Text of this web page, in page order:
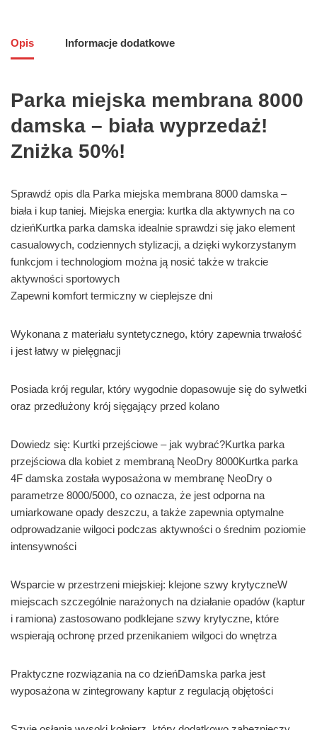
Opis Informacje dodatkowe
Parka miejska membrana 8000
damska – biała wyprzedaż!
Zniżka 50%!
Sprawdź opis dla Parka miejska membrana 8000 damska –
biała i kup taniej. Miejska energia: kurtka dla aktywnych na co
dzieńKurtka parka damska idealnie sprawdzi się jako element
casualowych, codziennych stylizacji, a dzięki wykorzystanym
funkcjom i technologiom można ją nosić także w trakcie
aktywności sportowych
Zapewni komfort termiczny w cieplejsze dni
Wykonana z materiału syntetycznego, który zapewnia trwałość
i jest łatwy w pielęgnacji
Posiada krój regular, który wygodnie dopasowuje się do sylwetki
oraz przedłużony krój sięgający przed kolano
Dowiedz się: Kurtki przejściowe – jak wybrać?Kurtka parka
przejściowa dla kobiet z membraną NeoDry 8000Kurtka parka
4F damska została wyposażona w membranę NeoDry o
parametrze 8000/5000, co oznacza, że jest odporna na
umiarkowane opady deszczu, a także zapewnia optymalne
odprowadzanie wilgoci podczas aktywności o średnim poziomie
intensywności
Wsparcie w przestrzeni miejskiej: klejone szwy krytyczneW
miejscach szczególnie narażonych na działanie opadów (kaptur
i ramiona) zastosowano podklejane szwy krytyczne, które
wspierają ochronę przed przenikaniem wilgoci do wnętrza
Praktyczne rozwiązania na co dzieńDamska parka jest
wyposażona w zintegrowany kaptur z regulacją objętości